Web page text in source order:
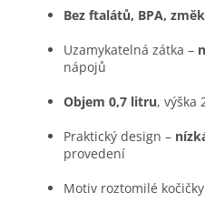
Bez ftalátů, BPA,
Uzamykatelná zátka –
nápojů
Objem 0,7 litru, výška
Praktický design –
provedení
Motiv roztomilé